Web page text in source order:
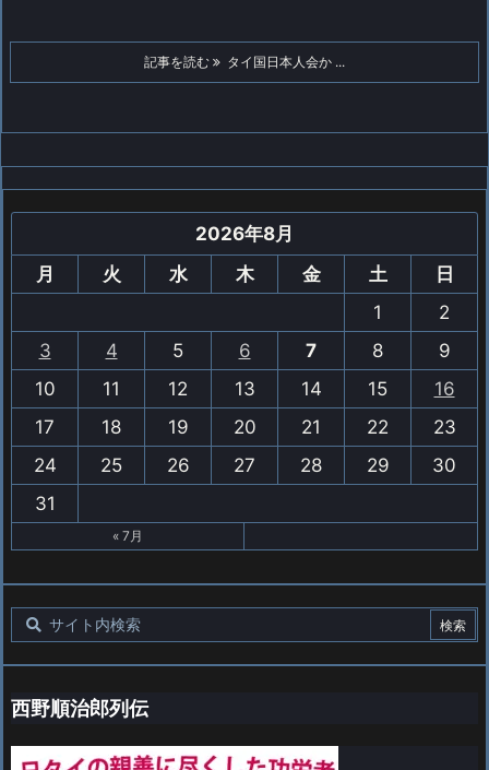
記事を読む タイ国日本人会か ...
2026年8月
月
火 水 木 金 土
日
1
2
3
4 5 6 7 8
9
10
11 12 13 14 15
16
17
18 19 20 21 22
23
24
25 26 27 28 29
30
31
« 7月
西野順治郎列伝